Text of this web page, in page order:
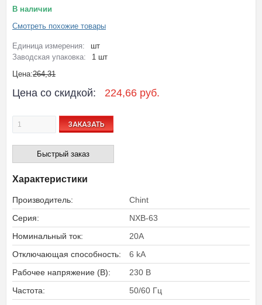
В наличии
Смотреть похожие товары
Единица измерения:
шт
Заводская упаковка:
1 шт
Цена:264,31
Цена со скидкой: 224,66 руб.
ЗАКАЗАТЬ
Быстрый заказ
Характеристики
Производитель:
Chint
Серия:
NXB-63
Номинальный ток:
20A
Отключающая способность:
6 kA
Рабочее напряжение (В):
230 В
Частота:
50/60 Гц